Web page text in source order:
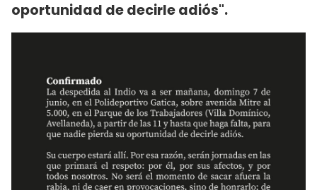
oportunidad de decirle adiós".